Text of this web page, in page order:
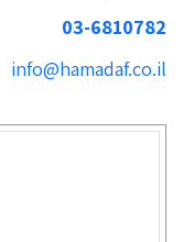
03-6810782
info@hamadaf.co.il